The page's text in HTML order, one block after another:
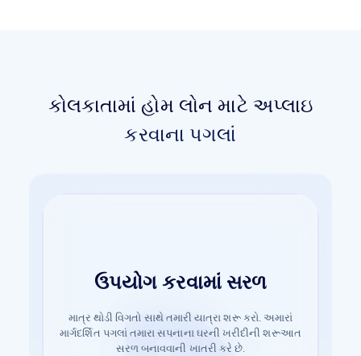
કોલકાતામાં હોમ લોન માટે અપ્લાઇ
કરવાના પગલાં
ઉપયોગ કરવામાં સરળ
માત્ર થોડી વિગતો સાથે તમારી યાત્રા શરૂ કરો. અમારાં
માર્ગદર્શિત પગલાં તમારા સપનાના ઘરની ખરીદીની શરૂઆત
સરળ બનાવવાની ખાતરી કરે છે.
ઝંઝટ-મુક્ત ડૉક્યુમેન્ટેશન
સરળતાથી દસ્તાવેજીકરણ પ્રક્રિયા શરૂ કરો. જરૂરી
માહિતી સબમિટ કરો અને ચાલો બાકીને હેન્ડલ કરીએ.
ઝડપી મંજૂરી
એપ્લિકેશનથી મંજૂરી સુધી ઝડપથી આગળ વધો. અમારી
ઝડપી મંજૂરી પ્રક્રિયા સુનિશ્ચિત કરે છે કે તમારું સપનાનું
ઘર માત્ર થોડા પગલાં દૂર છે.